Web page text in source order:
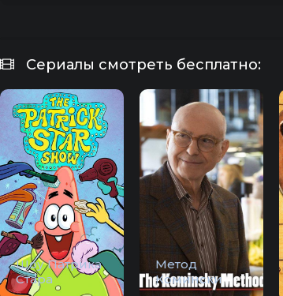
Сериалы смотреть бесплатно:
Шоу Патрика
Стара
Метод
Комински